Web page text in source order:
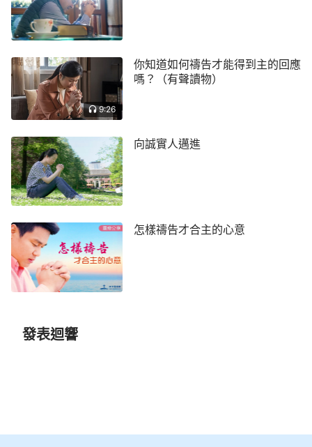
對弟兄姊妹的生命負責，也是在實行愛心幫助。
人無完人，每個人在信主、跟隨主期間都會因著
敗壞性情做出一些悖逆、抵擋神的事，或聚會講道時
高舉自己、顯露自己，但自己還認識不到，這就需要
我們身邊的人看到後幫助指出，幫助對方能及時認識
到自身的悖逆，向神悔改，這都是藉著對付修理達到
的，可見對弟兄姊妹的幫助不單單是包容、忍耐、饒
恕，有時候批評與指正也是愛，是在生命靈裡互相的
愛心扶持與幫助。
是高談闊論，談自己受苦的經歷，以及以往為主作了
哪些工，又是怎樣解決別人的問題的，弟兄姊妹聽後
都仰望高看我。教會一同工發現我這個問題後，就單
獨找到我，指出我在聚會中很少談自己實行神話語的
妹難處的，把弟兄姊妹都帶到了自己的面前，這樣作
我認識到自己身上的確存在這個問題，若不是藉著她
9:26
你知道如何禱告才能得到主的回應
嗎？（有聲讀物）
向誠實人邁進
怎樣禱告才合主的心意
發表迴響